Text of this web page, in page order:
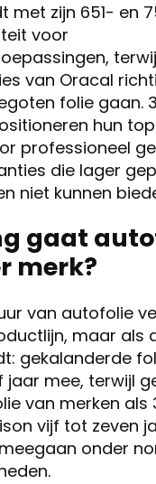
met zijn 651- en
voor
van Oracal
folie gaan.
hun
professioneel
die lager
niet kunnen
gaat
merk?
van autofolie
maar als
gekalanderde
jaar mee, terwijl
van merken als
vijf tot zeven
onder